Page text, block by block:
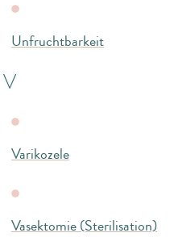
Unfruchtbarkeit
V
Varikozele
Vasektomie (Sterilisation)